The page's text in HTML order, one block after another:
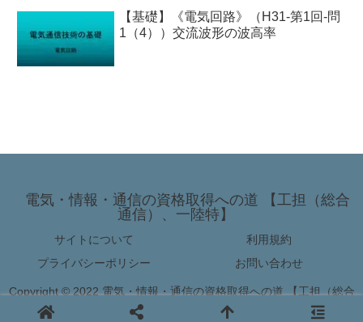
【基礎】《電気回路》（H31-第1回-問
1（4））交流波形の波高率
電気・情報・通信の資格取得への道 【工担（総合
通信）、一陸特】
サイトについて
利用規約
プライバシーポリシー
お問い合わせ
Copyright © 2022 電気・情報・通信の資格取得への道 【工担（総合
通信）、一陸特】 All Rights Reserved.